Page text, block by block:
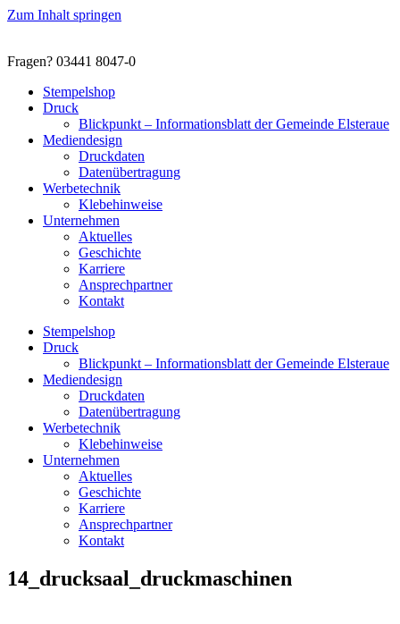
Zum Inhalt springen
Fragen? 03441 8047-0
Stempelshop
Druck
Blickpunkt – Informationsblatt der Gemeinde Elsteraue
Mediendesign
Druckdaten
Datenübertragung
Werbetechnik
Klebehinweise
Unternehmen
Aktuelles
Geschichte
Karriere
Ansprechpartner
Kontakt
Stempelshop
Druck
Blickpunkt – Informationsblatt der Gemeinde Elsteraue
Mediendesign
Druckdaten
Datenübertragung
Werbetechnik
Klebehinweise
Unternehmen
Aktuelles
Geschichte
Karriere
Ansprechpartner
Kontakt
14_drucksaal_druckmaschinen